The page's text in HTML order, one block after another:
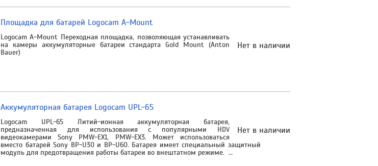
Нет в наличии
Площадка для батарей Logocam A-Mount
Logocam A-Mount Переходная площадка, позволяющая устанавливать
на камеры аккумуляторные батареи стандарта Gold Mount (Anton
Bauer)
Нет в наличии
Аккумуляторная батарея Logocam UPL-65
Logocam UPL-65 Литий-ионная аккумуляторная батарея,
предназначенная для использования с популярными HDV
видеокамерами Sony PMW-EX1, PMW-EX3. Может использоваться
вместо батарей Sony BP-U30 и BP-U60. Батарея имеет специальный защитный
модуль для предотвращения работы батареи во внештатном режиме. …